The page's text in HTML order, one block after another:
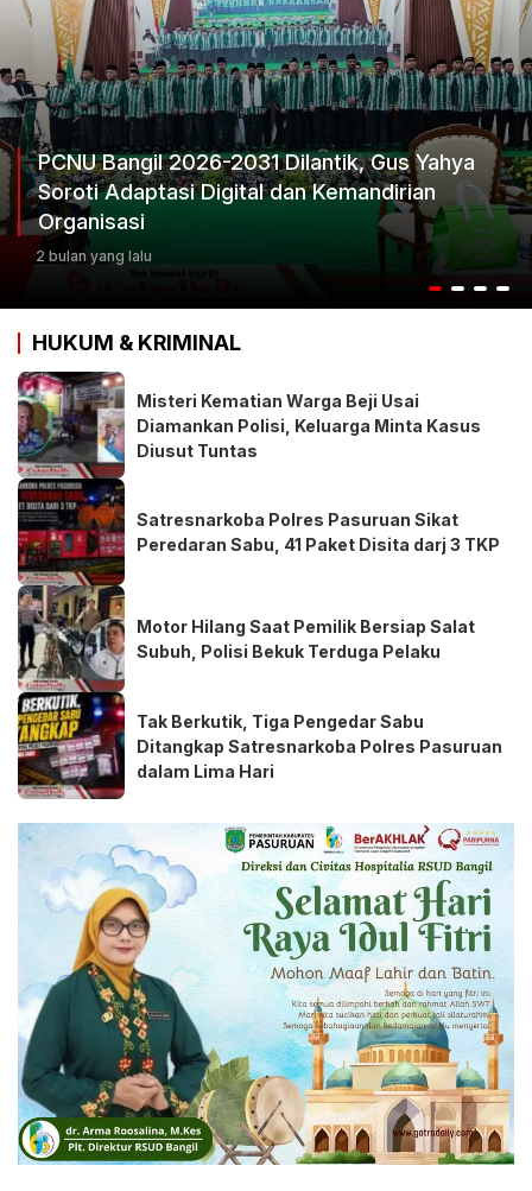
Ketum Progib Dorong Rapimwil Jatim Hasilkan
Keputusan Terbaik
3 bulan yang lalu
HUKUM & KRIMINAL
Misteri Kematian Warga Beji Usai
Diamankan Polisi, Keluarga Minta Kasus
Diusut Tuntas
Satresnarkoba Polres Pasuruan Sikat
Peredaran Sabu, 41 Paket Disita darj 3 TKP
Motor Hilang Saat Pemilik Bersiap Salat
Subuh, Polisi Bekuk Terduga Pelaku
Tak Berkutik, Tiga Pengedar Sabu
Ditangkap Satresnarkoba Polres Pasuruan
dalam Lima Hari